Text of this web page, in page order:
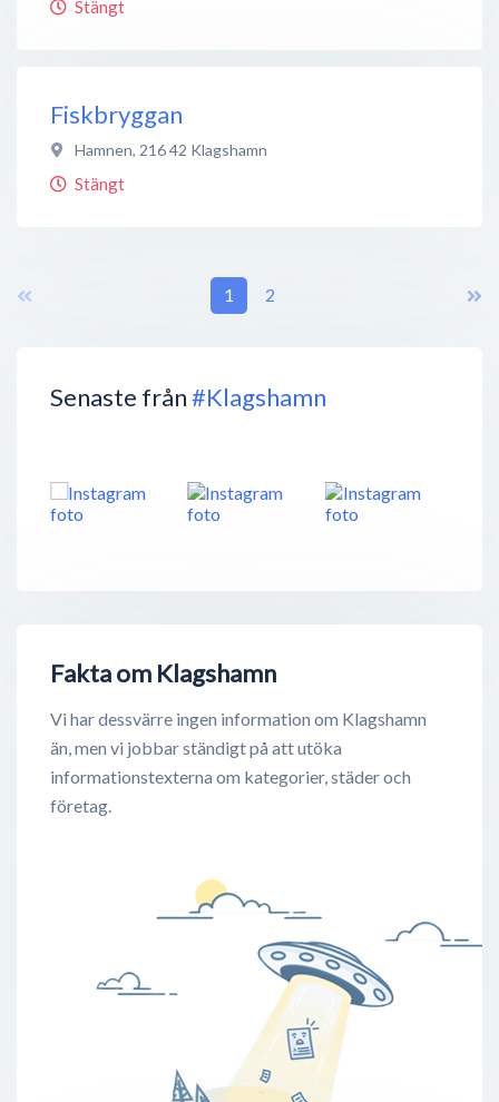
Senaste från#Klagshamn
Fakta om Klagshamn
Vi har dessvärre ingen information om Klagshamn
än, men vi jobbar ständigt på att utöka
informationstexterna om kategorier, städer och
företag.
Stängt
Fiskbryggan
Hamnen, 216 42 Klagshamn
Stängt
1 2